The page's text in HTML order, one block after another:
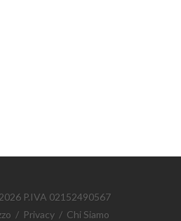
P.IVA 02152490567
/ Privacy / Chi Siamo